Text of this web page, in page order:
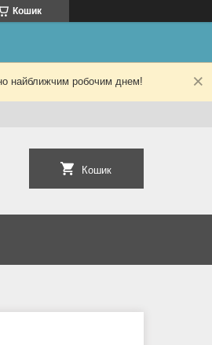
Кошик
найближчим робочим днем!
Кошик